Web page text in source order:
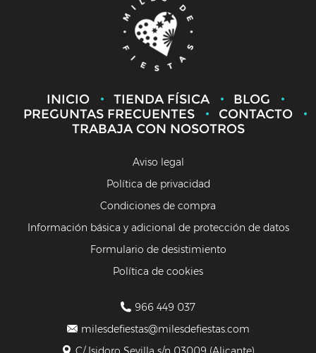
INICIO TIENDA FÍSICA
BLOG
PREGUNTAS FRECUENTES
CONTACTO
TRABAJA CON NOSOTROS
Aviso legal
Política de privacidad
Condiciones de compra
Información básica y adicional de protección de datos
Formulario de desistimiento
Política de cookies
966 449 037
milesdefiestas@milesdefiestas.com